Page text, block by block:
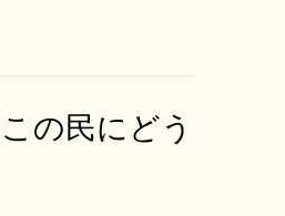
の民にどう